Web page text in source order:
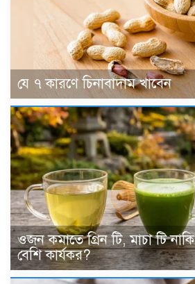
যে ৭ কারণে চিনাবাদাম খাবেন
ওজন কমাতে গ্রিন টি, মাচা টি
বেশি কার্যকর?